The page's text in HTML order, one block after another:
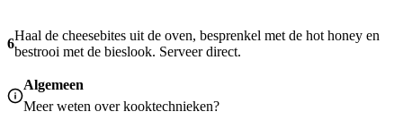
6
Haal de cheesebites uit de oven, besprenkel met de hot honey en
bestrooi met de bieslook. Serveer direct.
Algemeen
Meer weten overkooktechnieken?